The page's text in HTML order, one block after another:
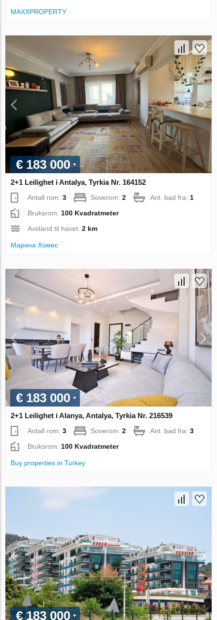
MAXXPROPERTY
€ 183 000
2+1 Leilighet i Antalya, Tyrkia Nr. 164152
Antall rom:3 Soverom:2 Ant. bad fra: 1
Bruksrom: 100 Kvadratmeter
Avstand til havet:2 km
Марина Хомес
€ 183 000
2+1 Leilighet i Alanya, Antalya, Tyrkia Nr. 216539
Antall rom:3 Soverom:2 Ant. bad fra:3
Bruksrom: 100 Kvadratmeter
Buy properties in Turkey
€ 183 000